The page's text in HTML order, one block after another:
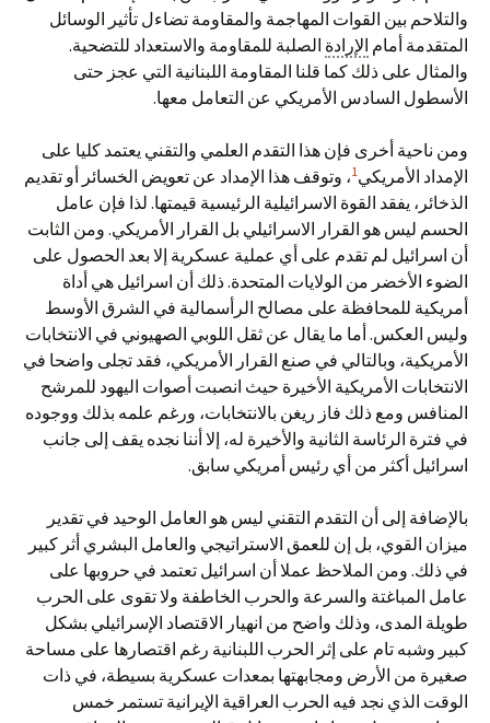
والتلاحم بين القوات المهاجمة والمقاومة تضاءل تأثير الوسائل
المتقدمة أمام الإرادة الصلبة للمقاومة والاستعداد للتضحية.
والمثال على ذلك كما قلنا المقاومة اللبنانية التي عجز حتى
الأسطول السادس الأمريكي عن التعامل معها.
ومن ناحية أخرى فإن هذا التقدم العلمي والتقني يعتمد كليا على
الإمداد الأمريكي1، وتوقف هذا الإمداد عن تعويض الخسائر أو تقديم
الذخائر، يفقد القوة الاسرائيلية الرئيسية قيمتها. لذا فإن عامل
الحسم ليس هو القرار الاسرائيلي بل القرار الأمريكي. ومن الثابت
أن اسرائيل لم تقدم على أي عملية عسكرية إلا بعد الحصول على
الضوء الأخضر من الولايات المتحدة. ذلك أن اسرائيل هي أداة
أمريكية للمحافظة على مصالح الرأسمالية في الشرق الأوسط
وليس العكس. أما ما يقال عن ثقل اللوبي الصهيوني في الانتخابات
الأمريكية، وبالتالي في صنع القرار الأمريكي، فقد تجلى واضحا في
الانتخابات الأمريكية الأخيرة حيث انصبت أصوات اليهود للمرشح
المنافس ومع ذلك فاز ريغن بالانتخابات، ورغم علمه بذلك ووجوده
في فترة الرئاسة الثانية والأخيرة له، إلا أننا نجده يقف إلى جانب
اسرائيل أكثر من أي رئيس أمريكي سابق.
بالإضافة إلى أن التقدم التقني ليس هو العامل الوحيد في تقدير
ميزان القوي، بل إن للعمق الاستراتيجي والعامل البشري أثر كبير
في ذلك. ومن الملاحظ عملا أن اسرائيل تعتمد في حروبها على
عامل المباغتة والسرعة والحرب الخاطفة ولا تقوى على الحرب
طويلة المدى، وذلك واضح من انهيار الاقتصاد الإسرائيلي بشكل
كبير وشبه تام على إثر الحرب اللبنانية رغم اقتصارها على مساحة
صغيرة من الأرض ومجابهتها بمعدات عسكرية بسيطة، في ذات
الوقت الذي نجد فيه الحرب العراقية الإيرانية تستمر خمس